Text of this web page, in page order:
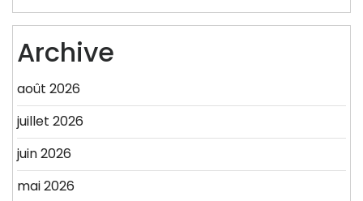
Archive
août 2026
juillet 2026
juin 2026
mai 2026